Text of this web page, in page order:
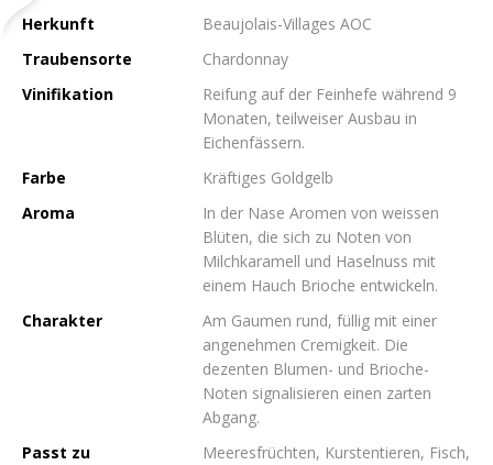
Herkunft
Beaujolais-Villages AOC
Traubensorte
Chardonnay
Vinifikation
Reifung auf der Feinhefe während 9
Monaten, teilweiser Ausbau in
Eichenfässern.
Farbe
Kräftiges Goldgelb
Aroma
In der Nase Aromen von weissen
Blüten, die sich zu Noten von
Milchkaramell und Haselnuss mit
einem Hauch Brioche entwickeln.
Charakter
Am Gaumen rund, füllig mit einer
angenehmen Cremigkeit. Die
dezenten Blumen- und Brioche-
Noten signalisieren einen zarten
Abgang.
Passt zu
Meeresfrüchten, Kurstentieren, Fisch,